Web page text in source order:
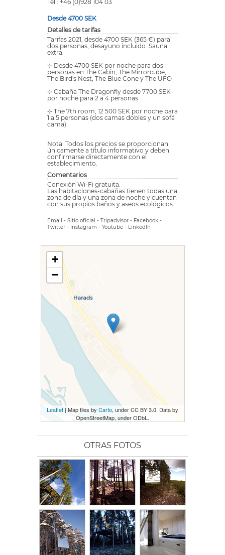
Tel : +46 (0)928 104 03
Desde 4700 SEK
Detalles de tarifas
Tarifas 2021, desde 4700 SEK (365 €) para
dos personas, desayuno incluido. Sauna
extra.
⊹ Desde 4700 SEK por noche para dos
personas en The Cabin, The Mirrorcube,
The Bird's Nest, The Blue Cone y The UFO
⊹ Cabaña The Dragonfly desde 7700 SEK
por noche para 2 a 4 personas.
⊹ The 7th room, 12 500 SEK por noche para
1 a 5 personas (dos camas dobles y un sofá
cama).
Nota: Todos los precios se proporcionan
únicamente a título informativo y deben
confirmarse directamente con el
establecimiento.
Comentarios
Conexión Wi-Fi gratuita.
Las habitaciones-cabañas tienen todas una
zona de día y una zona de noche y cuentan
con sus propios baños y aseos ecológicos.
Email - Sitio oficial - Tripadvisor - Facebook -
Twitter - Instagram - Youtube - LinkedIn
+
−
Leaflet | Map tiles by Carto, under CC BY 3.0. Data by
OpenStreetMap, under ODbL.
OTRAS FOTOS